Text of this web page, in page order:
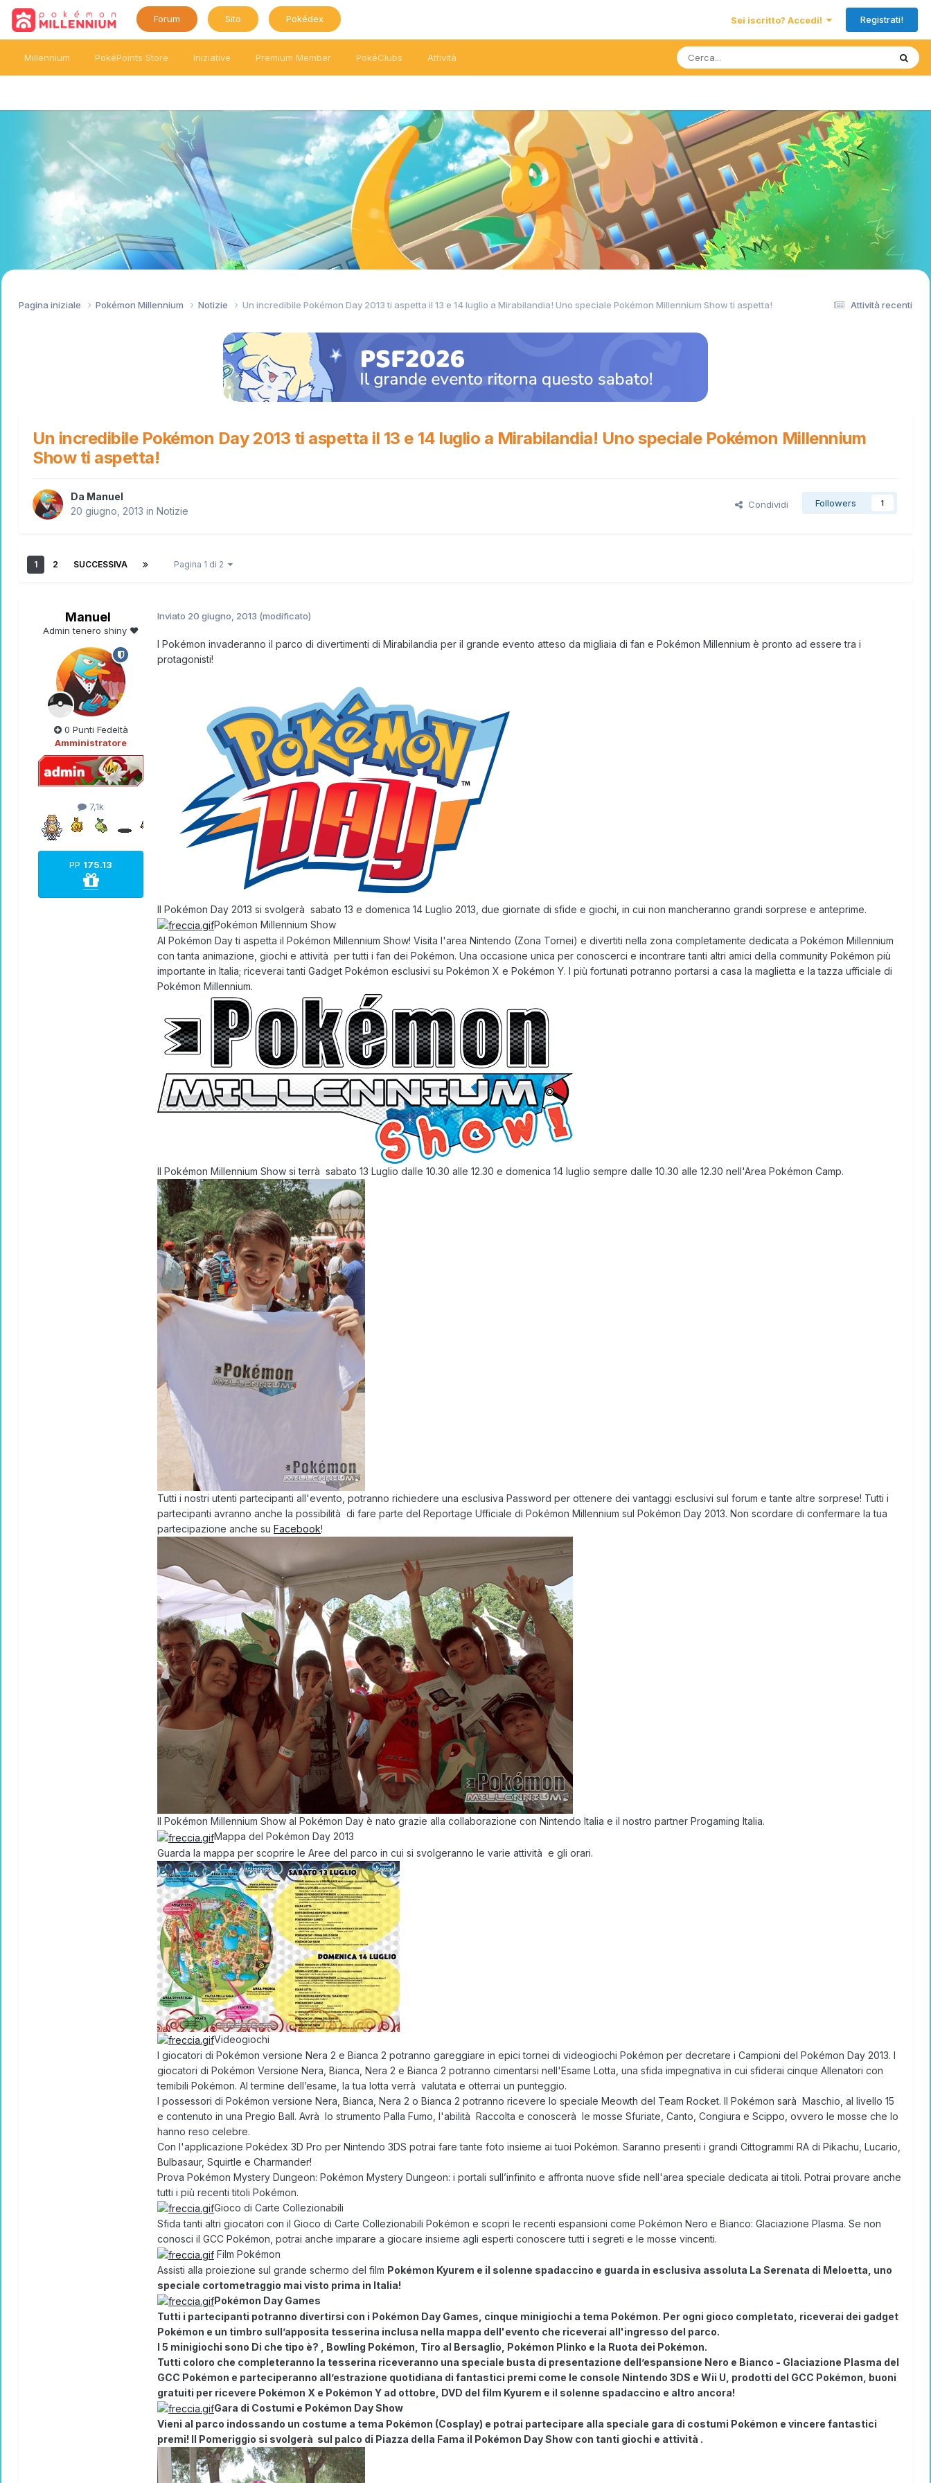
Forum Sito Pokédex Sei iscritto? Accedi! Registrati!
Millennium PokéPoints Store Iniziative Premium Member PokéClubs Attività
Attività recenti
Pagina iniziale Pokémon Millennium Notizie Un incredibile Pokémon Day 2013 ti aspetta il 13 e 14 luglio a Mirabilandia! Uno speciale Pokémon Millennium Show ti aspetta!
Un incredibile Pokémon Day 2013 ti aspetta il 13 e 14 luglio a Mirabilandia! Uno speciale Pokémon Millennium
Show ti aspetta!
Da Manuel
20 giugno, 2013 in Notizie
Condividi Followers 1
1 2 SUCCESSIVA Pagina 1 di 2
Manuel
Admin tenero shiny ❤
0 Punti Fedeltà
Amministratore
7,1k
PP 175.13
Inviato 20 giugno, 2013 (modificato)
I Pokémon invaderanno il parco di divertimenti di Mirabilandia per il grande evento atteso da migliaia di fan e Pokémon Millennium è pronto ad essere tra i
protagonisti!
Il Pokémon Day 2013 si svolgerà sabato 13 e domenica 14 Luglio 2013 , due giornate di sfide e giochi, in cui non mancheranno grandi sorprese e anteprime.
Pokémon Millennium Show
Al Pokémon Day ti aspetta il Pokémon Millennium Show! Visita l'area Nintendo (Zona Tornei) e divertiti nella zona completamente dedicata a Pokémon Millennium
con tanta animazione, giochi e attività per tutti i fan dei Pokémon. Una occasione unica per conoscerci e incontrare tanti altri amici della community Pokémon più
importante in Italia; riceverai tanti Gadget Pokémon esclusivi su Pokémon X e Pokémon Y. I più fortunati potranno portarsi a casa la maglietta e la tazza ufficiale di
Pokémon Millennium.
Il Pokémon Millennium Show si terrà sabato 13 Luglio dalle 10.30 alle 12.30 e domenica 14 luglio sempre dalle 10.30 alle 12.30 nell'Area Pokémon Camp.
Tutti i nostri utenti partecipanti all'evento, potranno richiedere una esclusiva Password per ottenere dei vantaggi esclusivi sul forum e tante altre sorprese! Tutti i
partecipanti avranno anche la possibilità di fare parte del Reportage Ufficiale di Pokémon Millennium sul Pokémon Day 2013. Non scordare di confermare la tua
partecipazione anche su Facebook!
Il Pokémon Millennium Show al Pokémon Day è nato grazie alla collaborazione con Nintendo Italia e il nostro partner Progaming Italia.
Mappa del Pokémon Day 2013
Guarda la mappa per scoprire le Aree del parco in cui si svolgeranno le varie attività e gli orari.
Videogiochi
I giocatori di Pokémon versione Nera 2 e Bianca 2 potranno gareggiare in epici tornei di videogiochi Pokémon per decretare i Campioni del Pokémon Day 2013. I
giocatori di Pokémon Versione Nera, Bianca, Nera 2 e Bianca 2 potranno cimentarsi nell'Esame Lotta , una sfida impegnativa in cui sfiderai cinque Allenatori con
temibili Pokémon. Al termine dell’esame, la tua lotta verrà valutata e otterrai un punteggio.
I possessori di Pokémon versione Nera, Bianca, Nera 2 o Bianca 2 potranno ricevere lo speciale Meowth del Team Rocket. Il Pokémon sarà Maschio, al livello 15
e contenuto in una Pregio Ball. Avrà lo strumento Palla Fumo, l'abilità Raccolta e conoscerà le mosse Sfuriate, Canto, Congiura e Scippo, ovvero le mosse che lo
hanno reso celebre.
Con l'applicazione Pokédex 3D Pro per Nintendo 3DS potrai fare tante foto insieme ai tuoi Pokémon. Saranno presenti i grandi Cittogrammi RA di Pikachu, Lucario,
Bulbasaur, Squirtle e Charmander!
Prova Pokémon Mystery Dungeon: Pokémon Mystery Dungeon: i portali sull’infinito e affronta nuove sfide nell'area speciale dedicata ai titoli. Potrai provare anche
tutti i più recenti titoli Pokémon.
Gioco di Carte Collezionabili
Sfida tanti altri giocatori con il Gioco di Carte Collezionabili Pokémon e scopri le recenti espansioni come Pokémon Nero e Bianco: Glaciazione Plasma. Se non
conosci il GCC Pokémon, potrai anche imparare a giocare insieme agli esperti conoscere tutti i segreti e le mosse vincenti.
Film Pokémon
Assisti alla proiezione sul grande schermo del film Pokémon Kyurem e il solenne spadaccino e guarda in esclusiva assoluta La Serenata di Meloetta , uno
speciale cortometraggio mai visto prima in Italia!
Pokémon Day Games
Tutti i partecipanti potranno divertirsi con i Pokémon Day Games, cinque minigiochi a tema Pokémon. Per ogni gioco completato, riceverai dei gadget
Pokémon e un timbro sull’apposita tesserina inclusa nella mappa dell'evento che riceverai all'ingresso del parco.
I 5 minigiochi sono Di che tipo è? , Bowling Pokémon, Tiro al Bersaglio, Pokémon Plinko e la Ruota dei Pokémon.
Tutti coloro che completeranno la tesserina riceveranno una speciale busta di presentazione dell’espansione Nero e Bianco - Glaciazione Plasma del
GCC Pokémon e parteciperanno all’estrazione quotidiana di fantastici premi come le console Nintendo 3DS e Wii U , prodotti del GCC Pokémon , buoni
gratuiti per ricevere Pokémon X e Pokémon Y ad ottobre, DVD del film Kyurem e il solenne spadaccino e altro ancora!
Gara di Costumi e Pokémon Day Show
Vieni al parco indossando un costume a tema Pokémon (Cosplay) e potrai partecipare alla speciale gara di costumi Pokémon e vincere fantastici
premi! Il Pomeriggio si svolgerà sul palco di Piazza della Fama il Pokémon Day Show con tanti giochi e attività .